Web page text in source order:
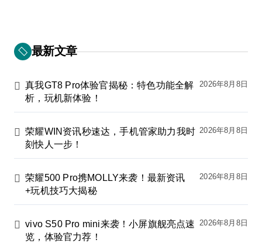
最新文章
真我GT8 Pro体验官揭秘：特色功能全解
析，玩机新体验！
2026年8月8日
荣耀WIN资讯秒速达，手机管家助力我时
刻快人一步！
2026年8月8日
荣耀500 Pro携MOLLY来袭！最新资讯
+玩机技巧大揭秘
2026年8月8日
vivo S50 Pro mini来袭！小屏旗舰亮点速
览，体验官力荐！
2026年8月8日